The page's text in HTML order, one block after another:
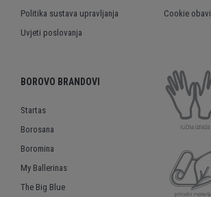
Politika sustava upravljanja
Uvjeti poslovanja
Cookie
BOROVO BRANDOVI
Startas
Borosana
Boromina
My Ballerinas
The Big Blue